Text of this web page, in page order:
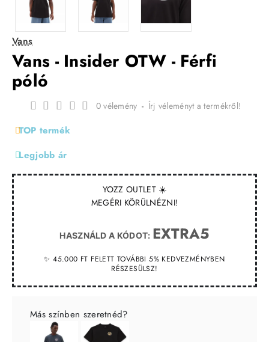
Vans
Vans - Insider OTW - Férfi
póló
YOZZ OUTLET ☀️
MEGÉRI KÖRÜLNÉZNI!
HASZNÁLD A KÓDOT: EXTRA5
✨ 45.000 FT FELETT TOVÁBBI 5% KEDVEZMÉNYBEN
RÉSZESÜLSZ!
TOP termék
Legjobb ár
0 vélemény - Írj véleményt a termékről!
Más színben szeretnéd?